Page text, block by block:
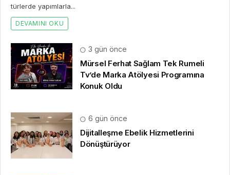
türlerde yapımlarla...
DEVAMINI OKU
3 gün önce
Mürsel Ferhat Sağlam Tek Rumeli
Tv’de Marka Atölyesi Programına
Konuk Oldu
6 gün önce
Dijitalleşme Ebelik Hizmetlerini
Dönüştürüyor